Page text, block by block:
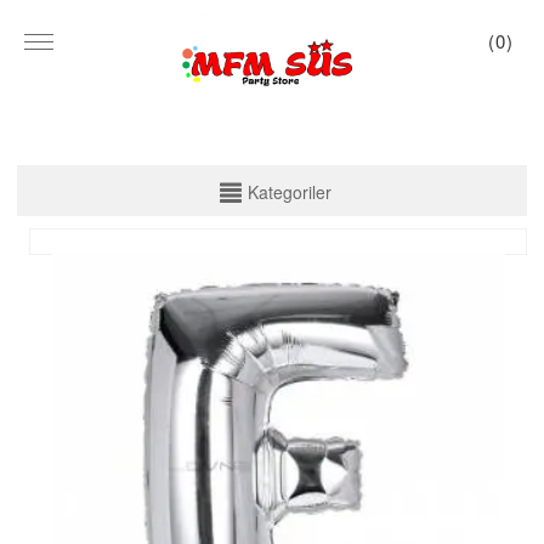
(0)
TABAK VE BARDAK
MASA ÖRTÜSÜ
KALİGRAFİ BANNER
MISIR KUTU
Kategoriler